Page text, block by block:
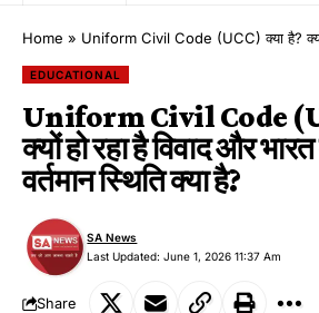
Home » Uniform Civil Code (UCC) क्या है? क्यों हो रहा है विवाद
EDUCATIONAL
Uniform Civil Code
क्यों हो रहा है विवाद और
वर्तमान स्थिति क्या है?
Last Updated: June 1, 2026 11:37 Am
SA News
Share